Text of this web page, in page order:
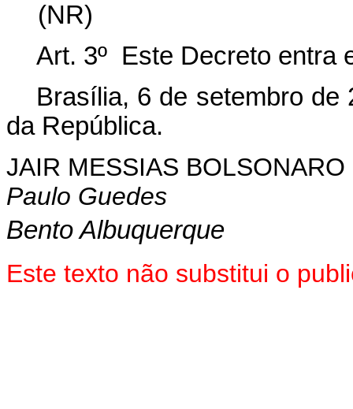
(NR)
Art. 3º Este Decreto entra
Brasília, 6 de setembro de
da República.
JAIR MESSIAS BOLSONARO
Paulo Guedes
Bento Albuquerque
Este texto não substitui o